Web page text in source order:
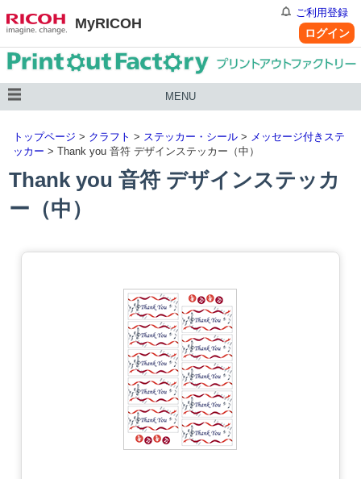
MyRICOH
ご利用登録
ログイン
MENU
トップページ > クラフト > ステッカー・シール > メッセージ付きステ
ッカー > Thank you 音符 デザインステッカー（中）
Thank you 音符 デザインステッカ
ー（中）